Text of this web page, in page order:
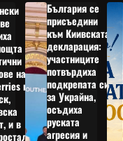
на
в
и в
България се
присъедини
към Киивската
декларация:
участниците
потвърдиха
подкрепата си
за Украйна,
осъдиха
руската
агресия и